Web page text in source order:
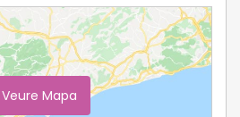
Veure Mapa